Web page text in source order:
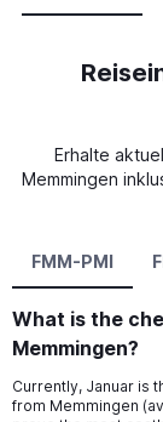
Erhalte
Memmingen
FMM-PMI
What is the
Memmingen?
Currently, Januar is
from Memmingen